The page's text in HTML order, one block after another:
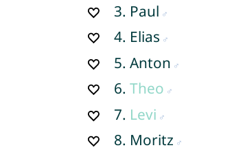
3. Paul
4. Elias
5.Anton
6.Theo
7. Levi
8. Moritz